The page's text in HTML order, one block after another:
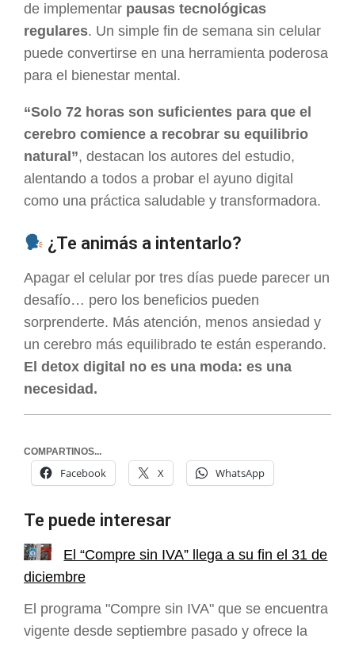
de implementar pausas tecnológicas
regulares. Un simple fin de semana sin celular
puede convertirse en una herramienta poderosa
para el bienestar mental.
“Solo 72 horas son suficientes para que el
cerebro comience a recobrar su equilibrio
natural”, destacan los autores del estudio,
alentando a todos a probar el ayuno digital
como una práctica saludable y transformadora.
¿Te animás a intentarlo?
Apagar el celular por tres días puede parecer un
desafío… pero los beneficios pueden
sorprenderte. Más atención, menos ansiedad y
un cerebro más equilibrado te están esperando.
El detox digital no es una moda: es una
necesidad.
COMPARTINOS...
Facebook X WhatsApp
Te puede interesar
El “Compre sin IVA” llega a su fin el 31 de
diciembre
El programa "Compre sin IVA" que se encuentra
vigente desde septiembre pasado y ofrece la